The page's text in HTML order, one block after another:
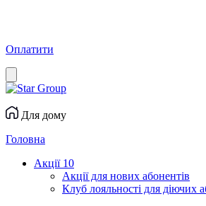
Оплатити
Для дому
Головна
Акції 10
Акції для нових абонентів
Клуб лояльності для діючих